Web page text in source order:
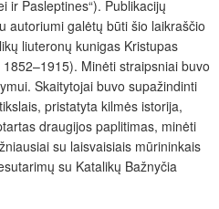
ir Pasleptines“). Publikacijų
autoriumi galėtų būti šio laikraščio
liuteronų kunigas Kristupas
Minėti straipsniai buvo
Skaitytojai buvo supažindinti
pristatyta kilmės istorija,
draugijos paplitimas, minėti
su laisvaisiais mūrininkais
su Katalikų Bažnyčia